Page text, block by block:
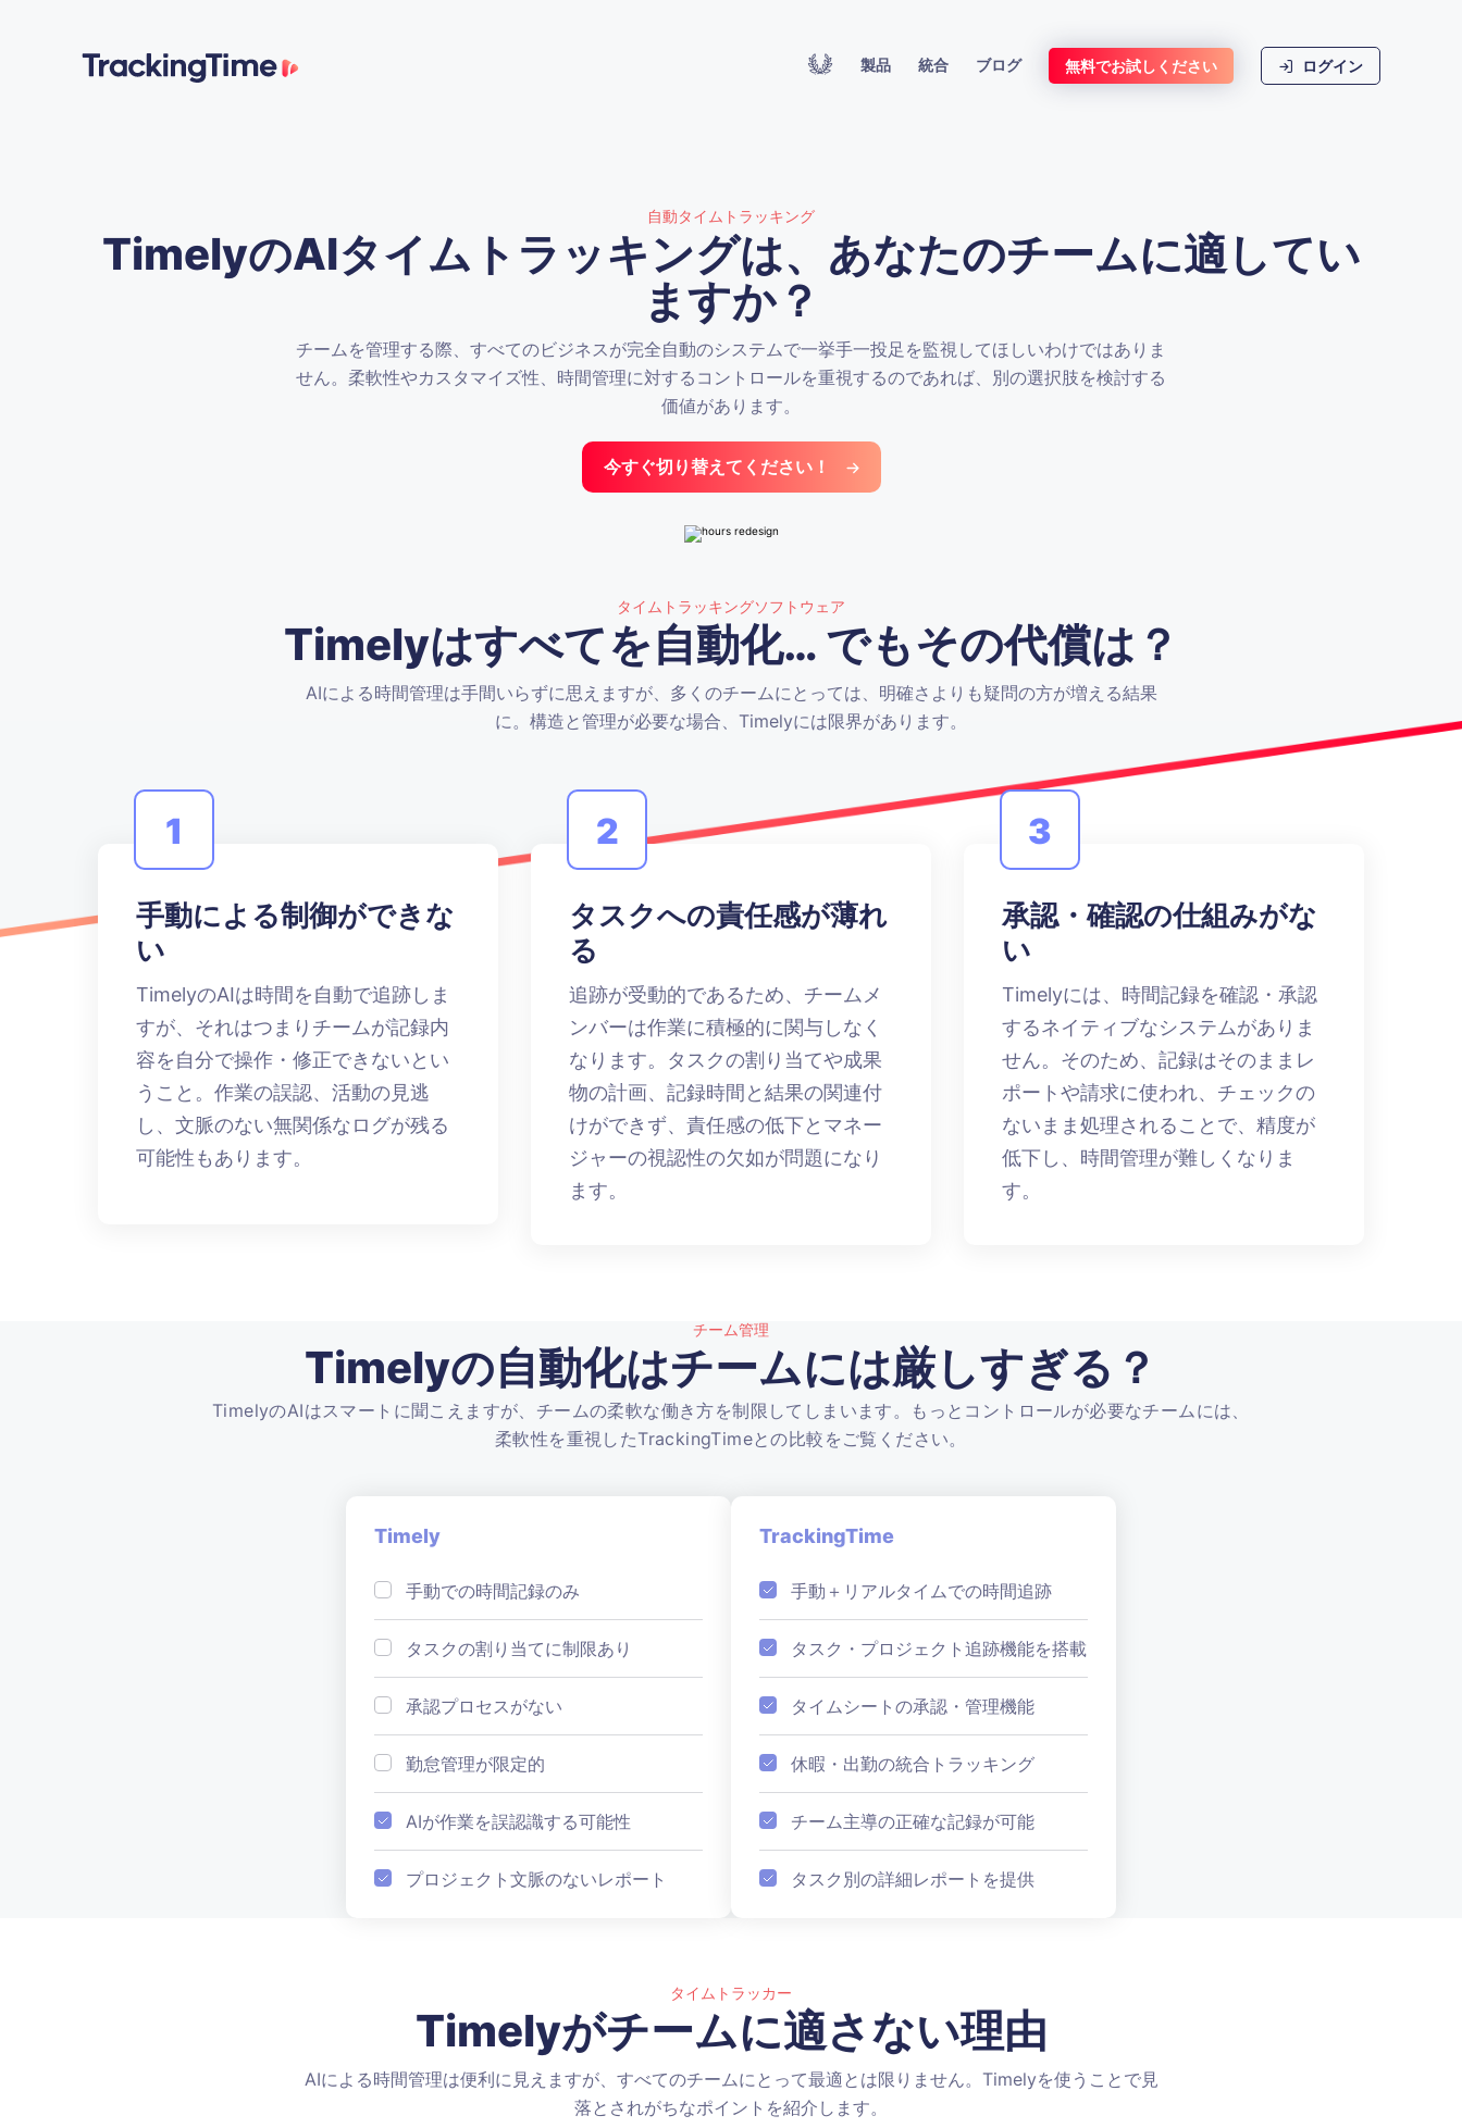
製品 統合 ブログ 無料でお試しください ログイン
自動タイムトラッキング
TimelyのAIタイムトラッキングは、あなたのチームに適してい
ますか？
チームを管理する際、すべてのビジネスが完全自動のシステムで一挙手一投足を監視してほしいわけではありま
せん。柔軟性やカスタマイズ性、時間管理に対するコントロールを重視するのであれば、別の選択肢を検討する
価値があります。
今すぐ切り替えてください！
タイムトラッキングソフトウェア
Timelyはすべてを自動化… でもその代償は？
AIによる時間管理は手間いらずに思えますが、多くのチームにとっては、明確さよりも疑問の方が増える結果
に。構造と管理が必要な場合、Timelyには限界があります。
1
手動による制御ができな
い
TimelyのAIは時間を自動で追跡しま
すが、それはつまりチームが記録内
容を自分で操作・修正できないとい
うこと。作業の誤認、活動の見逃
し、文脈のない無関係なログが残る
可能性もあります。
2
タスクへの責任感が薄れ
る
追跡が受動的であるため、チームメ
ンバーは作業に積極的に関与しなく
なります。タスクの割り当てや成果
物の計画、記録時間と結果の関連付
けができず、責任感の低下とマネー
ジャーの視認性の欠如が問題になり
ます。
3
承認・確認の仕組みがな
い
Timelyには、時間記録を確認・承認
するネイティブなシステムがありま
せん。そのため、記録はそのままレ
ポートや請求に使われ、チェックの
ないまま処理されることで、精度が
低下し、時間管理が難しくなりま
す。
チーム管理
Timelyの自動化はチームには厳しすぎる？
TimelyのAIはスマートに聞こえますが、チームの柔軟な働き方を制限してしまいます。もっとコントロールが必要なチームには、
柔軟性を重視したTrackingTimeとの比較をご覧ください。
Timely
手動での時間記録のみ
タスクの割り当てに制限あり
承認プロセスがない
勤怠管理が限定的
AIが作業を誤認識する可能性
プロジェクト文脈のないレポート
TrackingTime
手動＋リアルタイムでの時間追跡
タスク・プロジェクト追跡機能を搭載
タイムシートの承認・管理機能
休暇・出勤の統合トラッキング
チーム主導の正確な記録が可能
タスク別の詳細レポートを提供
タイムトラッカー
Timelyがチームに適さない理由
AIによる時間管理は便利に見えますが、すべてのチームにとって最適とは限りません。Timelyを使うことで見
落とされがちなポイントを紹介します。